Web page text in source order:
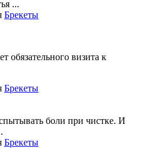
...
Брекеты
обязательного визита к
Брекеты
боли при чистке. И
Брекеты